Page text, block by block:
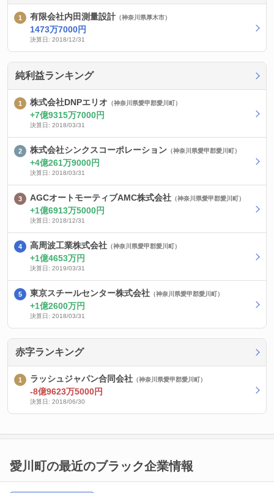
有限会社内田測量設計 （神奈川県厚木市）
1473万7000円
決算日: 2018/12/31
純利益ランキング
株式会社DNPエリオ （神奈川県愛甲郡愛川町）
7億9315万7000円
決算日: 2018/03/31
株式会社シンクスコーポレーション （神奈川県愛甲郡愛川町）
4億261万9000円
決算日: 2018/03/31
AGCオートモーティブAMC株式会社 （神奈川県愛甲郡愛川町）
1億6913万5000円
決算日: 2018/12/31
高周波工業株式会社 （神奈川県愛甲郡愛川町）
1億4653万円
決算日: 2019/03/31
東京スチールセンター株式会社 （神奈川県愛甲郡愛川町）
1億2600万円
決算日: 2018/03/31
赤字ランキング
ラッシュジャパン合同会社 （神奈川県愛甲郡愛川町）
-8億9623万5000円
決算日: 2018/06/30
愛川町の最近のブラック企業情報